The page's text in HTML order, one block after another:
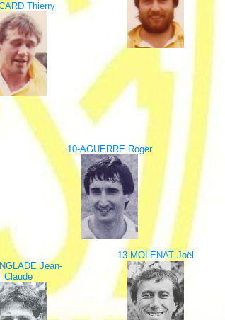
Thierry
10-AGUERRE Roger
13-MOLENAT Joël
Jean-
Claude